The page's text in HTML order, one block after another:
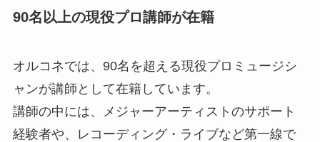
90名以上の現役プロ講師が在籍
オルコネでは、90名を超える現役プロミュージシ
ャンが講師として在籍しています。
講師の中には、メジャーアーティストのサポート
経験者や、レコーディング・ライブなど第一線で